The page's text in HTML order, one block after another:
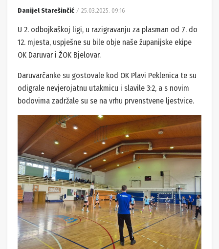
Danijel Starešinčić 25.03.2025. 09:16
U 2. odbojkaškoj ligi, u razigravanju za plasman od 7. do
12. mjesta, uspješne su bile obje naše županijske ekipe
OK Daruvar i ŽOK Bjelovar.
Daruvarčanke su gostovale kod OK Plavi Peklenica te su
odigrale nevjerojatnu utakmicu i slavile 3:2, a s novim
bodovima zadržale su se na vrhu prvenstvene ljestvice.